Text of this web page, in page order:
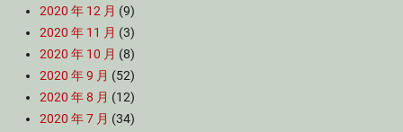
2020 年 12 月 (9)
2020 年 11 月 (3)
2020 年 10 月 (8)
2020 年 9 月 (52)
2020 年 8 月 (12)
2020 年 7 月 (34)